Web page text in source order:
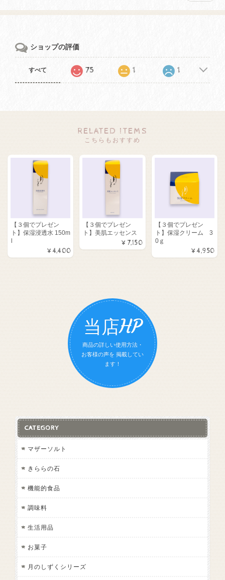
ショップの評価
すべて 75 1 1
RELATED ITEMS
こちらもおすすめ
【３個でプレゼン
ト】保湿浸透水 150m
l
¥4,400
【３個でプレゼン
ト】美肌エッセンス
¥7,150
【３個でプレゼン
ト】保湿クリーム 3
0ｇ
¥4,950
当店HP
商品の詳しい使用方法・
お客様の声を 掲載してい
ます！
CATEGORY
マザーソルト
きららの石
機能的食品
調味料
生活用品
お菓子
月のしずくシリーズ